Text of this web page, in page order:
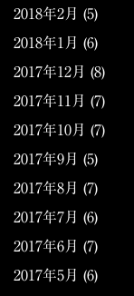
2018年2月 (5)
2018年1月 (6)
2017年12月 (8)
2017年11月 (7)
2017年10月 (7)
2017年9月 (5)
2017年8月 (7)
2017年7月 (6)
2017年6月 (7)
2017年5月 (6)